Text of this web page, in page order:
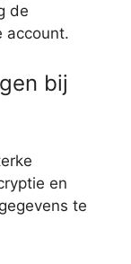
de
account.
bij
en
te